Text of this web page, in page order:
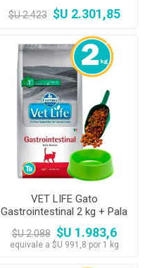
$U 2.423 $U 2.301,85
VET LIFE Gato
Gastrointestinal 2 kg + Pala
+ Comedero
$U 2.088 $U 1.983,6
equivale a $U 991,8 por 1 kg